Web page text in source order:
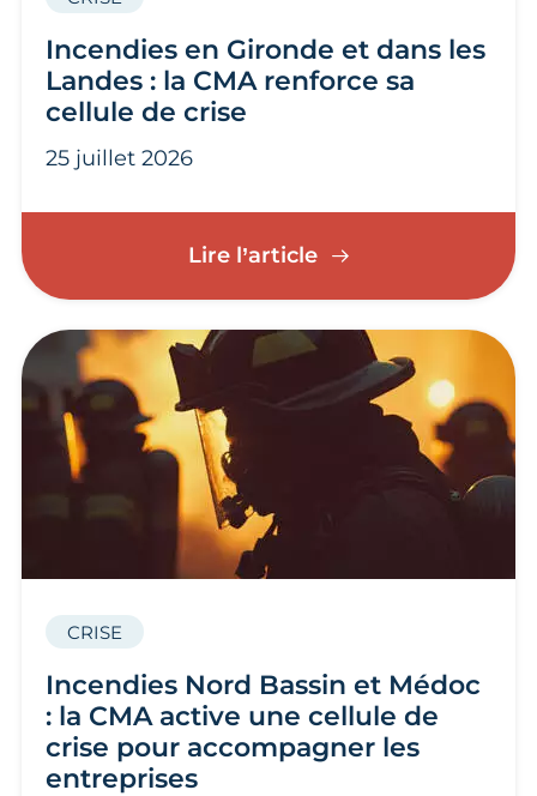
Incendies en Gironde et dans les
Landes : la CMA renforce sa
cellule de crise
25 juillet 2026
Lire l’articleIncendies en
Incendies Nord Bassin et Médoc
: la CMA active une cellule de
crise pour accompagner les
entreprises
CRISE